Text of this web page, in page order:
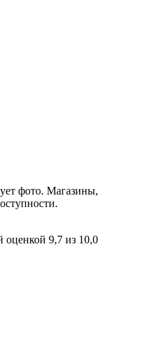
фото. Магазины,
оценкой 9,7 из 10,0